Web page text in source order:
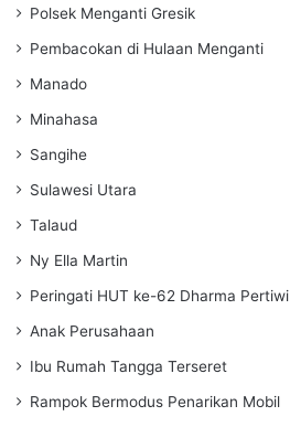
Polsek Menganti Gresik
Pembacokan di Hulaan Menganti
Manado
Minahasa
Sangihe
Sulawesi Utara
Talaud
Ny Ella Martin
Peringati HUT ke-62 Dharma Pertiwi
Anak Perusahaan
Ibu Rumah Tangga Terseret
Rampok Bermodus Penarikan Mobil